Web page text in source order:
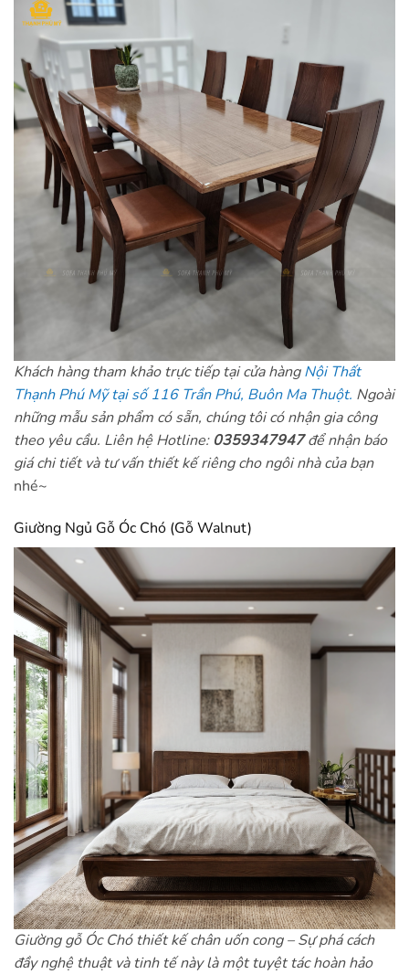
Khách hàng tham khảo trực tiếp tại cửa hàngNội Thất
Thạnh Phú Mỹ tại số 116 Trần Phú, Buôn Ma Thuột. Ngoài
những mẫu sản phẩm có sẵn, chúng tôi có nhận gia công
theo yêu cầu. Liên hệ Hotline: 0359347947để nhận báo
giá chi tiết và tư vấn thiết kế riêng cho ngôi nhà của bạn
nhé~
Giường Ngủ Gỗ Óc Chó (Gỗ Walnut)
Giường gỗ Óc Chó thiết kế chân uốn cong – Sự phá cách
đầy nghệ thuật và tinh tế này là một tuyệt tác hoàn hảo